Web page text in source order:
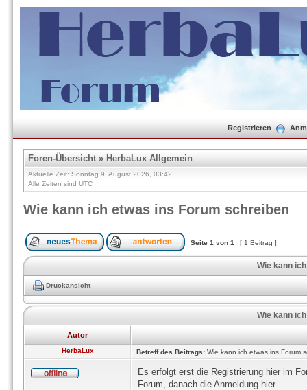
Registrieren
Foren-Übersicht» HerbaLux Allgemein
Aktuelle Zeit: Sonntag 9. August 2026, 03:42
Alle Zeiten sind UTC
Wie kann ich etwas ins Forum schreiben
Seite 1 von 1 [ 1 Beitrag ]
Wie kann
Druckansicht
Wie kann
Autor
HerbaLux Betreff des Beitrags: Wie kann ich etwas ins Forum
Es erfolgt erst die Registrierung hier im
Forum, danach die Anmeldung hier.